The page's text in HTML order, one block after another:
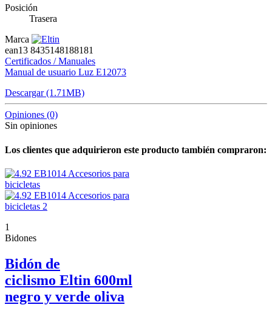
Posición
Trasera
Marca
ean13 8435148188181
Certificados / Manuales
Manual de usuario Luz E12073
Descargar (1.71MB)
Opiniones (0)
Sin opiniones
Los clientes que adquirieron este producto también compraron:
1
Bidones
Bidón de
ciclismo Eltin 600ml
negro y verde oliva